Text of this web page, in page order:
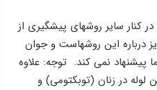
کنار سایر روشهای پیشگیری از
درباره این روشهاست و جوان
پیشنهاد نمی کند. توجه: علاوه
در زنان (توبکتومی) و